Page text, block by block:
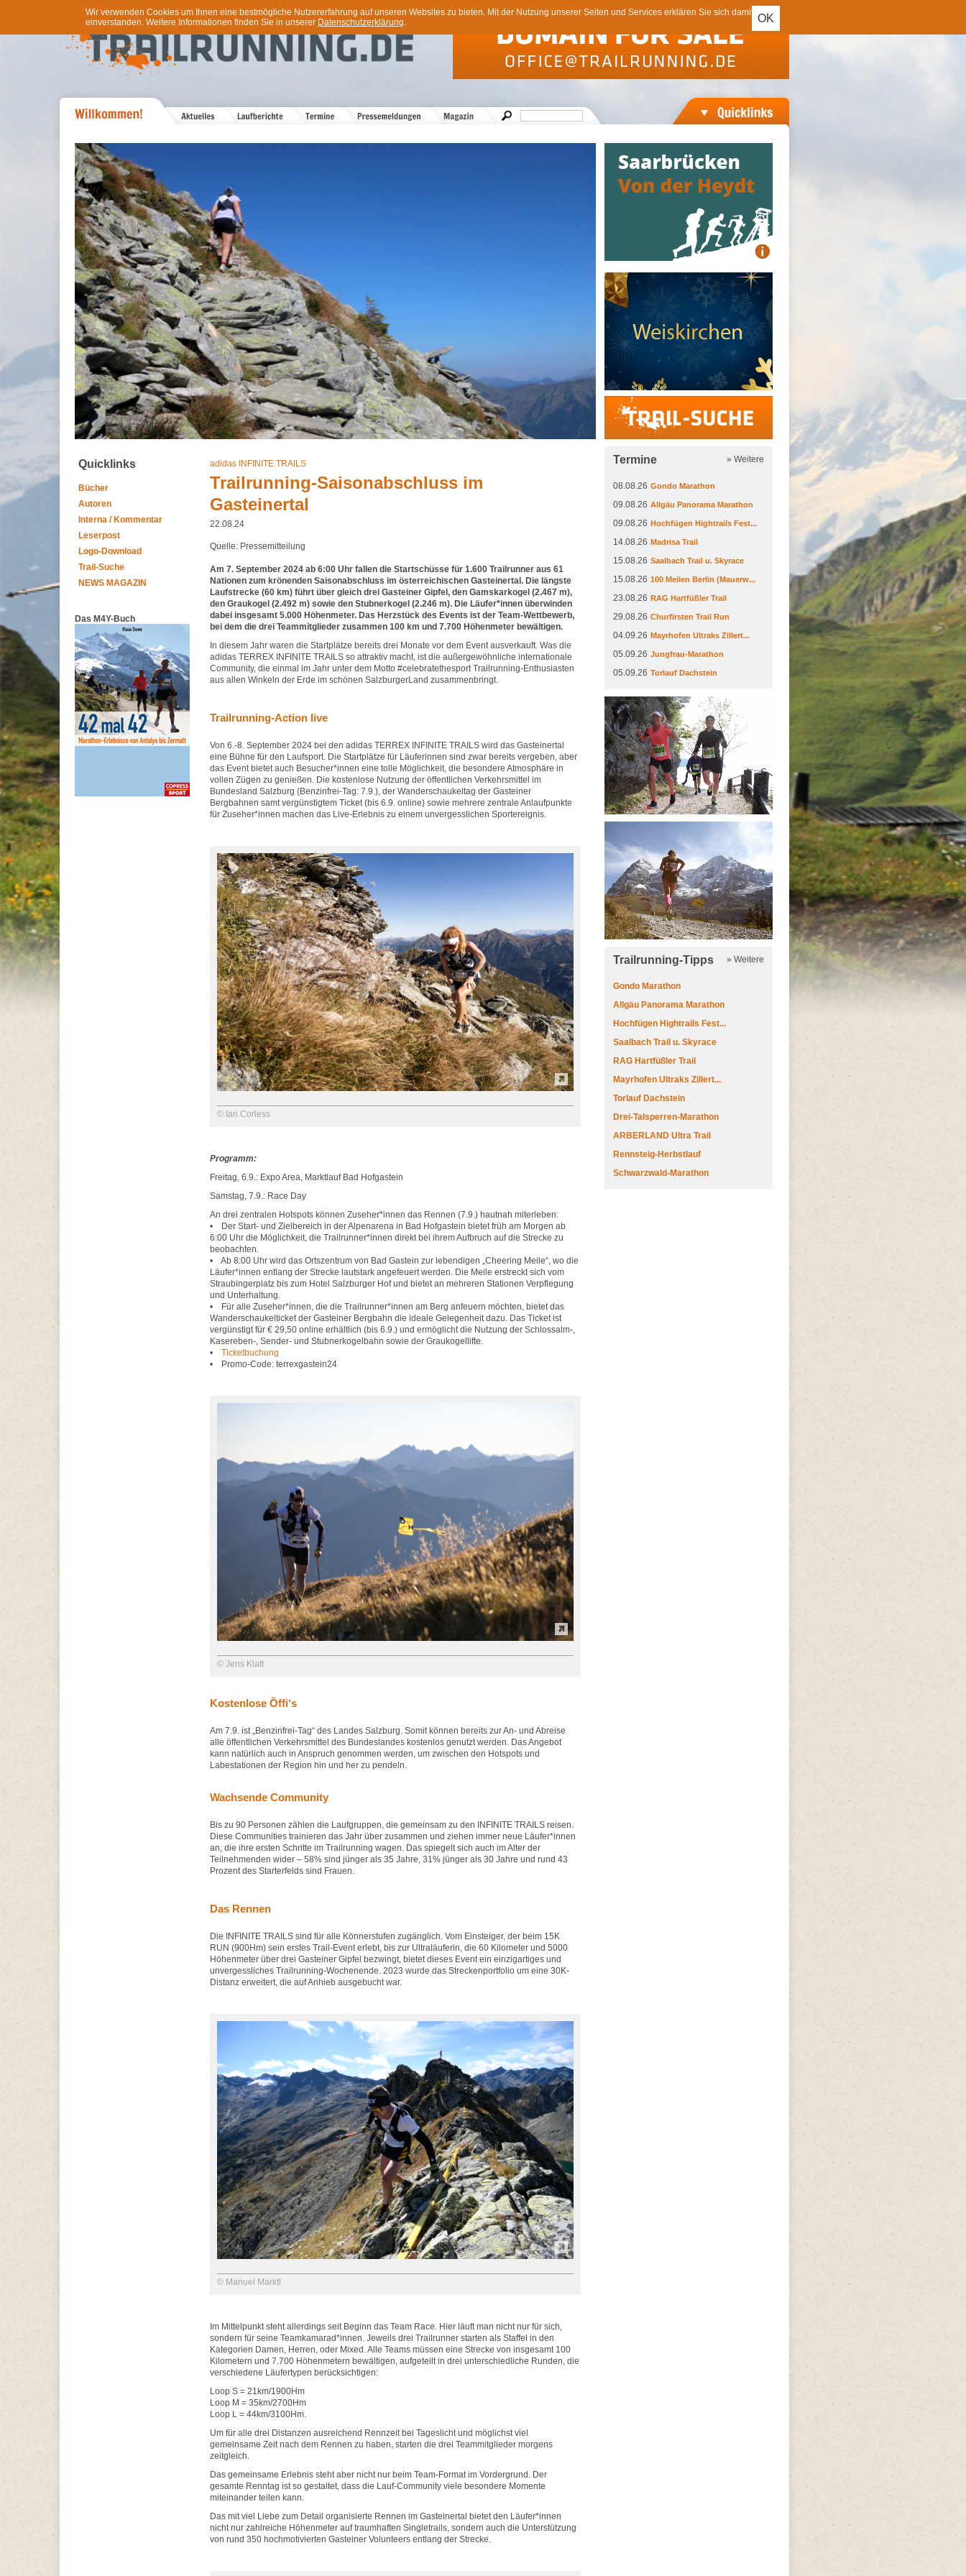
OK
Wir verwenden Cookies um Ihnen eine bestmögliche Nutzererfahrung auf unseren Websites zu bieten. Mit der Nutzung unserer Seiten und Services erklären Sie sich damit
einverstanden. Weitere Informationen finden Sie in unserer Datenschutzerklärung.
Quicklinks
Bücher
Autoren
Interna / Kommentar
Leserpost
Logo-Download
Trail-Suche
NEWS MAGAZIN
Das M4Y-Buch
adidas INFINITE TRAILS
Trailrunning-Saisonabschluss im
Gasteinertal
22.08.24
Quelle: Pressemitteilung
Am 7. September 2024 ab 6:00 Uhr fallen die Startschüsse für 1.600 Trailrunner aus 61
Nationen zum krönenden Saisonabschluss im österreichischen Gasteinertal. Die längste
Laufstrecke (60 km) führt über gleich drei Gasteiner Gipfel, den Gamskarkogel (2.467 m),
den Graukogel (2.492 m) sowie den Stubnerkogel (2.246 m). Die Läufer*innen überwinden
dabei insgesamt 5.000 Höhenmeter. Das Herzstück des Events ist der Team-Wettbewerb,
bei dem die drei Teammitglieder zusammen 100 km und 7.700 Höhenmeter bewältigen.
In diesem Jahr waren die Startplätze bereits drei Monate vor dem Event ausverkauft. Was die
adidas TERREX INFINITE TRAILS so attraktiv macht, ist die außergewöhnliche internationale
Community, die einmal im Jahr unter dem Motto #celebratethesport Trailrunning-Enthusiasten
aus allen Winkeln der Erde im schönen SalzburgerLand zusammenbringt.
Trailrunning-Action live
Von 6.-8. September 2024 bei den adidas TERREX INFINITE TRAILS wird das Gasteinertal
eine Bühne für den Laufsport. Die Startplätze für Läuferinnen sind zwar bereits vergeben, aber
das Event bietet auch Besucher*innen eine tolle Möglichkeit, die besondere Atmosphäre in
vollen Zügen zu genießen. Die kostenlose Nutzung der öffentlichen Verkehrsmittel im
Bundesland Salzburg (Benzinfrei-Tag: 7.9.), der Wanderschaukeltag der Gasteiner
Bergbahnen samt vergünstigtem Ticket (bis 6.9. online) sowie mehrere zentrale Anlaufpunkte
für Zuseher*innen machen das Live-Erlebnis zu einem unvergesslichen Sportereignis.
© Ian Corless
Programm:
Freitag, 6.9.: Expo Area, Marktlauf Bad Hofgastein
Samstag, 7.9.: Race Day
An drei zentralen Hotspots können Zuseher*innen das Rennen (7.9.) hautnah miterleben:
• Der Start- und Zielbereich in der Alpenarena in Bad Hofgastein bietet früh am Morgen ab
6:00 Uhr die Möglichkeit, die Trailrunner*innen direkt bei ihrem Aufbruch auf die Strecke zu
beobachten.
• Ab 8:00 Uhr wird das Ortszentrum von Bad Gastein zur lebendigen „Cheering Meile“, wo die
Läufer*innen entlang der Strecke lautstark angefeuert werden. Die Meile erstreckt sich vom
Straubingerplatz bis zum Hotel Salzburger Hof und bietet an mehreren Stationen Verpflegung
und Unterhaltung.
• Für alle Zuseher*innen, die die Trailrunner*innen am Berg anfeuern möchten, bietet das
Wanderschaukelticket der Gasteiner Bergbahn die ideale Gelegenheit dazu. Das Ticket ist
vergünstigt für € 29,50 online erhältlich (bis 6.9.) und ermöglicht die Nutzung der Schlossalm-,
Kasereben-, Sender- und Stubnerkogelbahn sowie der Graukogellifte.
• Ticketbuchung
• Promo-Code: terrexgastein24
© Jens Klatt
Kostenlose Öffi‘s
Am 7.9. ist „Benzinfrei-Tag“ des Landes Salzburg. Somit können bereits zur An- und Abreise
alle öffentlichen Verkehrsmittel des Bundeslandes kostenlos genutzt werden. Das Angebot
kann natürlich auch in Anspruch genommen werden, um zwischen den Hotspots und
Labestationen der Region hin und her zu pendeln.
Wachsende Community
Bis zu 90 Personen zählen die Laufgruppen, die gemeinsam zu den INFINITE TRAILS reisen.
Diese Communities trainieren das Jahr über zusammen und ziehen immer neue Läufer*innen
an, die ihre ersten Schritte im Trailrunning wagen. Das spiegelt sich auch im Alter der
Teilnehmenden wider – 58% sind jünger als 35 Jahre, 31% jünger als 30 Jahre und rund 43
Prozent des Starterfelds sind Frauen.
Das Rennen
Die INFINITE TRAILS sind für alle Könnerstufen zugänglich. Vom Einsteiger, der beim 15K
RUN (900Hm) sein erstes Trail-Event erlebt, bis zur Ultraläuferin, die 60 Kilometer und 5000
Höhenmeter über drei Gasteiner Gipfel bezwingt, bietet dieses Event ein einzigartiges und
unvergessliches Trailrunning-Wochenende. 2023 wurde das Streckenportfolio um eine 30K-
Distanz erweitert, die auf Anhieb ausgebucht war.
© Manuel Marktl
Im Mittelpunkt steht allerdings seit Beginn das Team Race. Hier läuft man nicht nur für sich,
sondern für seine Teamkamarad*innen. Jeweils drei Trailrunner starten als Staffel in den
Kategorien Damen, Herren, oder Mixed. Alle Teams müssen eine Strecke von insgesamt 100
Kilometern und 7.700 Höhenmetern bewältigen, aufgeteilt in drei unterschiedliche Runden, die
verschiedene Läufertypen berücksichtigen:
Loop S = 21km/1900Hm
Loop M = 35km/2700Hm
Loop L = 44km/3100Hm.
Um für alle drei Distanzen ausreichend Rennzeit bei Tageslicht und möglichst viel
gemeinsame Zeit nach dem Rennen zu haben, starten die drei Teammitglieder morgens
zeitgleich.
Das gemeinsame Erlebnis steht aber nicht nur beim Team-Format im Vordergrund. Der
gesamte Renntag ist so gestaltet, dass die Lauf-Community viele besondere Momente
miteinander teilen kann.
Das mit viel Liebe zum Detail organisierte Rennen im Gasteinertal bietet den Läufer*innen
nicht nur zahlreiche Höhenmeter auf traumhaften Singletrails, sondern auch die Unterstützung
von rund 350 hochmotivierten Gasteiner Volunteers entlang der Strecke.
Termine » Weitere
08.08.26 Gondo Marathon
09.08.26 Allgäu Panorama Marathon
09.08.26 Hochfügen Hightrails Fest...
14.08.26 Madrisa Trail
15.08.26 Saalbach Trail u. Skyrace
15.08.26 100 Meilen Berlin (Mauerw...
23.08.26 RAG Hartfüßler Trail
29.08.26 Churfirsten Trail Run
04.09.26 Mayrhofen Ultraks Zillert...
05.09.26 Jungfrau-Marathon
05.09.26 Torlauf Dachstein
Trailrunning-Tipps » Weitere
Gondo Marathon
Allgäu Panorama Marathon
Hochfügen Hightrails Fest...
Saalbach Trail u. Skyrace
RAG Hartfüßler Trail
Mayrhofen Ultraks Zillert...
Torlauf Dachstein
Drei-Talsperren-Marathon
ARBERLAND Ultra Trail
Rennsteig-Herbstlauf
Schwarzwald-Marathon